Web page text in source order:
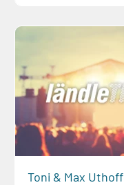
Toni & Max Uthoff